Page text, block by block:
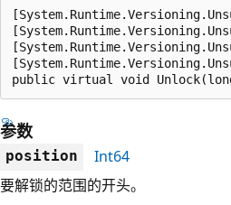
public virtual void
参数
position
Int64
要解锁的范围的开头。